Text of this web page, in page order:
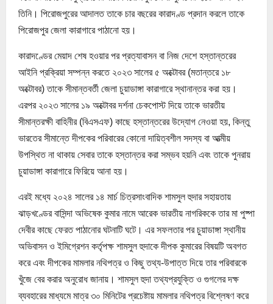
তিনি। পিরোজপুরের আদালত তাকে চার বছরের কারাদণ্ড প্রদান করলে তাকে
পিরোজপুর জেলা কারাগারে পাঠানো হয়।
কারাদণ্ডের মেয়াদ শেষ হওয়ার পর প্রত্যাবাসন বা নিজ দেশে হস্তান্তরের
আইনি প্রক্রিয়া সম্পন্ন করতে ২০২৩ সালের ৫ অক্টোবর (মতান্তরে ১৮
অক্টোবর) তাকে সীমান্তবর্তী জেলা চুয়াডাঙ্গা কারাগারে স্থানান্তর করা হয়।
এরপর ২০২৩ সালের ১৯ অক্টোবর দর্শনা চেকপোস্ট দিয়ে তাকে ভারতীয়
সীমান্তরক্ষী বাহিনীর (বিএসএফ) কাছে হস্তান্তরের উদ্যোগ নেওয়া হয়, কিন্তু
ভারতের সীমান্তে দীপকের পরিবারের কোনো দায়িত্বশীল সদস্য বা আত্মীয়
উপস্থিত না থাকায় সেবার তাকে হস্তান্তর করা সম্ভব হয়নি এবং তাকে পুনরায়
চুয়াডাঙ্গা কারাগারে ফিরিয়ে আনা হয়।
এরই মধ্যে ২০২৪ সালের ১৪ মার্চ চিত্রসাংবাদিক শামসুল হুদার সহায়তায়
ঝাড়খণ্ডের বাসিন্দা অভিষেক কুমার নামে আরেক ভারতীয় নাগরিককে তার মা পুষ্পা
দেবীর কাছে ফেরত পাঠানোর ঘটনাটি ঘটে। এর সফলতার পর চুয়াডাঙ্গা স্থানীয়
অভিবাসন ও ইমিগ্রেশন কর্তৃপক্ষ শামসুল হুদাকে দীপক কুমারের বিষয়টি অবগত
করে এবং দীপকের মামলার নথিপত্র ও কিছু তথ্য-উপাত্ত দিয়ে তার পরিবারকে
খুঁজে বের করার অনুরোধ জানায়। শামসুল হুদা তথ্যপ্রযুক্তি ও গুগলের দক্ষ
ব্যবহারের মাধ্যমে মাত্র ৩০ মিনিটের প্রচেষ্টায় মামলার নথিপত্র বিশ্লেষণ করে